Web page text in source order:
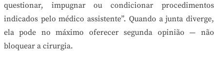
questionar, impugnar ou condicionar procedimentos
indicados pelo médico assistente”. Quando a junta diverge,
ela pode no máximo oferecer segunda opinião — não
bloquear a cirurgia.